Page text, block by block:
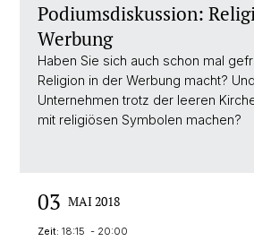
Podiumsdiskussion:
Werbung
Haben Sie sich auch schon mal
Religion in der Werbung macht?
Unternehmen trotz der leeren
mit religiösen Symbolen machen?
03 MAI 2018
Zeit: 18:15 - 20:00